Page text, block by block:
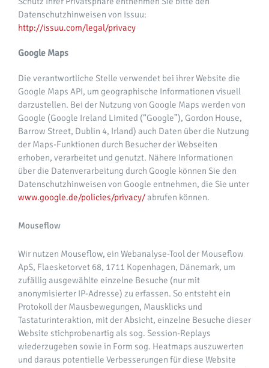
Datenschutzhinweisen von Issuu:
http://issuu.com/legal/privacy
Google Maps
Die verantwortliche Stelle verwendet bei ihrer Website die
Google Maps API, um geographische Informationen visuell
darzustellen. Bei der Nutzung von Google Maps werden von
Google (Google Ireland Limited (“Google”), Gordon House,
Barrow Street, Dublin 4, Irland) auch Daten über die Nutzung
der Maps-Funktionen durch Besucher der Webseiten
erhoben, verarbeitet und genutzt. Nähere Informationen
über die Datenverarbeitung durch Google können Sie den
Datenschutzhinweisen von Google entnehmen, die Sie unter
www.google.de/policies/privacy/ abrufen können.
Mouseflow
Wir nutzen Mouseflow, ein Webanalyse-Tool der Mouseflow
ApS, Flaesketorvet 68, 1711 Kopenhagen, Dänemark, um
zufällig ausgewählte einzelne Besuche (nur mit
anonymisierter IP-Adresse) zu erfassen. So entsteht ein
Protokoll der Mausbewegungen, Mausklicks und
Tastaturinteraktion, mit der Absicht, einzelne Besuche dieser
Website stichprobenartig als sog. Session-Replays
wiederzugeben sowie in Form sog. Heatmaps auszuwerten
und daraus potentielle Verbesserungen für diese Website